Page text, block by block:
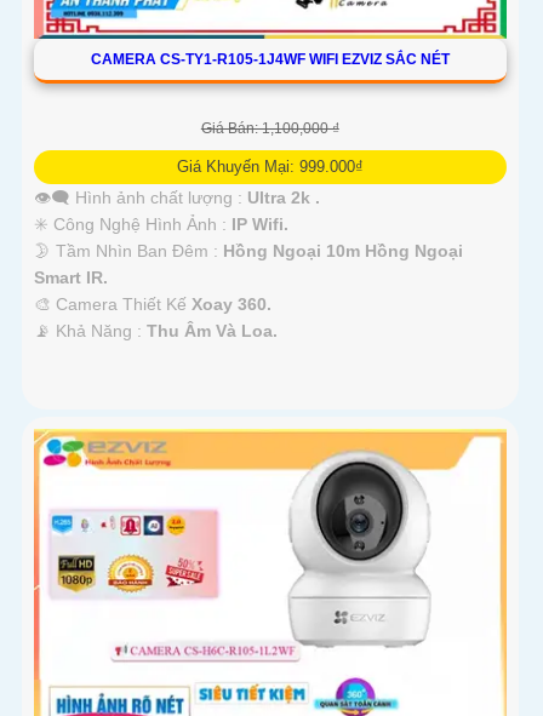
CAMERA CS-TY1-R105-1J4WF WIFI EZVIZ SẮC NÉT
Giá Bán: 1,100,000 ₫
Giá Khuyến Mại: 999.000₫
👁️‍🗨 Hình ảnh chất lượng : Ultra 2k .
✳️ Công Nghệ Hình Ảnh : IP Wifi.
🌛 Tầm Nhìn Ban Đêm : Hồng Ngoại 10m Hồng Ngoại
Smart IR.
🎨 Camera Thiết Kế Xoay 360.
️📡 Khả Năng : Thu Âm Và Loa.